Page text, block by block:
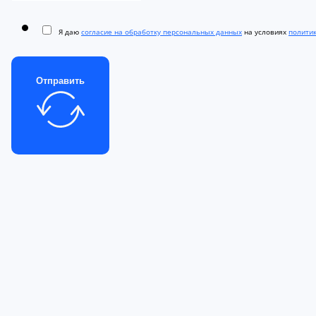
Я даю согласие на обработку персональных данных на условиях
Отправить